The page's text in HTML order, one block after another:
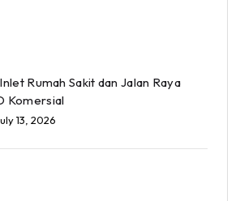
Rumah Sakit dan Jalan Raya
Komersial
13, 2026